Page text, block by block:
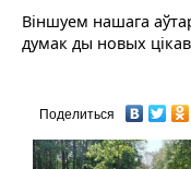
Віншуем нашага
думак ды новых
Поделиться